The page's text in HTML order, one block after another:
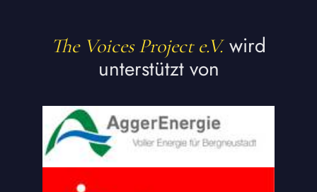
The Voices Project e.V. wird
unterstützt von